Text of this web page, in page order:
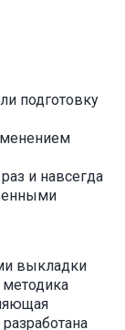
подготовку
и навсегда
выкладки